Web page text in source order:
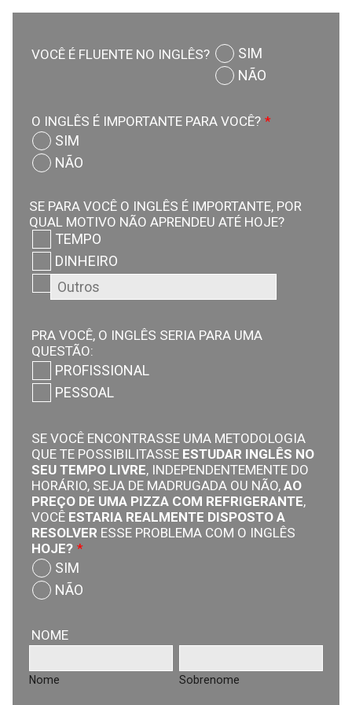
VOCÊ É FLUENTE NO INGLÊS?
SIM
NÃO
O INGLÊS É IMPORTANTE PARA VOCÊ? *
SIM
NÃO
SE PARA VOCÊ O INGLÊS É IMPORTANTE, POR
QUAL MOTIVO NÃO APRENDEU ATÉ HOJE?
TEMPO
DINHEIRO
PRA VOCÊ, O INGLÊS SERIA PARA UMA
QUESTÃO:
PROFISSIONAL
PESSOAL
SE VOCÊ ENCONTRASSE UMA METODOLOGIA
QUE TE POSSIBILITASSE ESTUDAR INGLÊS NO
SEU TEMPO LIVRE, INDEPENDENTEMENTE DO
HORÁRIO, SEJA DE MADRUGADA OU NÃO, AO
PREÇO DE UMA PIZZA COM REFRIGERANTE,
VOCÊESTARIA REALMENTE DISPOSTO A
RESOLVER ESSE PROBLEMA COM O INGLÊS
HOJE? *
SIM
NÃO
NOME
Nome Sobrenome